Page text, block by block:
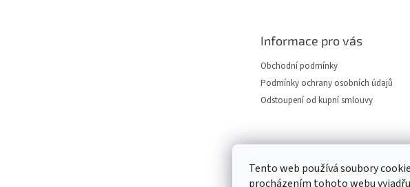
Tento web používá soubory
procházením tohoto webu
Informace pro vás
Obchodní podmínky
Podmínky ochrany osobních údajů
Odstoupení od kupní smlouvy